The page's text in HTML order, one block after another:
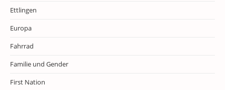
Ettlingen
Europa
Fahrrad
Familie und Gender
First Nation